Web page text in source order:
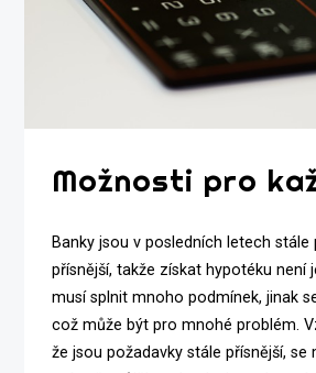
Možnosti pro
Banky jsou v posledních letech stále
přísnější, takže získat hypotéku není
musí splnit mnoho podmínek, jinak
což může být pro mnohé problém.
že jsou požadavky stále přísnější,